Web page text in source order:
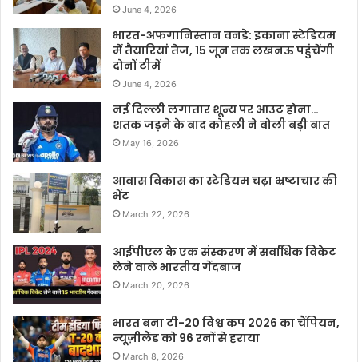
June 4, 2026
भारत-अफगानिस्तान वनडे: इकाना स्टेडियम
में तैयारियां तेज, 15 जून तक लखनऊ पहुंचेंगी
दोनों टीमें
June 4, 2026
नई दिल्ली लगातार शून्य पर आउट होना…
शतक जड़ने के बाद कोहली ने बोली बड़ी बात
May 16, 2026
आवास विकास का स्टेडियम चढ़ा भ्रष्टाचार की
भेंट
March 22, 2026
आईपीएल के एक संस्करण में सर्वाधिक विकेट
लेने वाले भारतीय गेंदबाज
March 20, 2026
भारत बना टी-20 विश्व कप 2026 का चैंपियन,
न्यूज़ीलैंड को 96 रनों से हराया
March 8, 2026